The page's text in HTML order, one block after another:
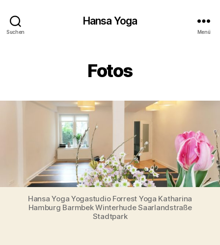
Suchen
Hansa Yoga
Menü
Fotos
Hansa Yoga Yogastudio Forrest Yoga Katharina
Hamburg Barmbek Winterhude Saarlandstraße
Stadtpark